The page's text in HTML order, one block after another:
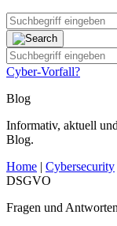
Cyber-Vorfall?
Blog
Informativ, aktuell
Blog.
Home | Cybersecurity
DSGVO
Fragen und